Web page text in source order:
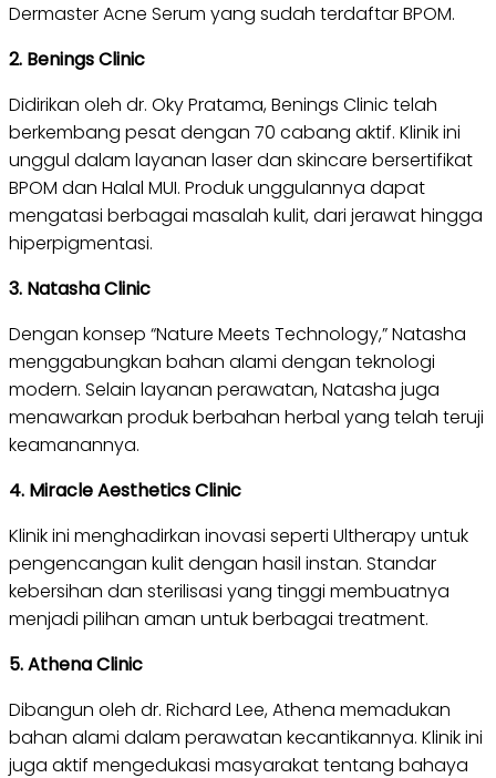
Dermaster Acne Serum yang sudah terdaftar BPOM.
2. Benings Clinic
Didirikan oleh dr. Oky Pratama, Benings Clinic telah
berkembang pesat dengan 70 cabang aktif. Klinik ini
unggul dalam layanan laser dan skincare bersertifikat
BPOM dan Halal MUI. Produk unggulannya dapat
mengatasi berbagai masalah kulit, dari jerawat hingga
hiperpigmentasi.
3. Natasha Clinic
Dengan konsep “Nature Meets Technology,” Natasha
menggabungkan bahan alami dengan teknologi
modern. Selain layanan perawatan, Natasha juga
menawarkan produk berbahan herbal yang telah teruji
keamanannya.
4. Miracle Aesthetics Clinic
Klinik ini menghadirkan inovasi seperti Ultherapy untuk
pengencangan kulit dengan hasil instan. Standar
kebersihan dan sterilisasi yang tinggi membuatnya
menjadi pilihan aman untuk berbagai treatment.
5. Athena Clinic
Dibangun oleh dr. Richard Lee, Athena memadukan
bahan alami dalam perawatan kecantikannya. Klinik ini
juga aktif mengedukasi masyarakat tentang bahaya